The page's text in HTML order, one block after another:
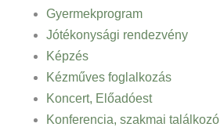
Gyermekprogram
Jótékonysági rendezvény
Képzés
Kézműves foglalkozás
Koncert, Előadóest
Konferencia, szakmai találkozó